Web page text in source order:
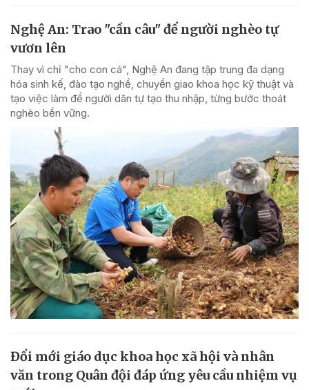
Nghệ An: Trao "cần câu" để người nghèo tự
vươn lên
Thay vì chỉ "cho con cá", Nghệ An đang tập trung đa dạng
hóa sinh kế, đào tạo nghề, chuyển giao khoa học kỹ thuật và
tạo việc làm để người dân tự tạo thu nhập, từng bước thoát
nghèo bền vững.
Đổi mới giáo dục khoa học xã hội và nhân
văn trong Quân đội đáp ứng yêu cầu nhiệm vụ